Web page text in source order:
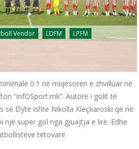
Vendor LDFM
LPFM
0:1 në miqësoren e zhvilluar në
“infOSport.mk”. Autorë i golit të
së Dytë ishte Nikolla Kleçkaroski që në
një super gol nga gjuajtja e lirë. Edhe
tetovarë